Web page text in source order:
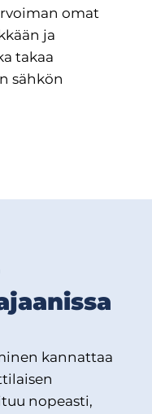
omat
ja
takaa
sähkön
kannattaa
nopeasti,